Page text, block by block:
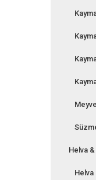
Helva
Helva